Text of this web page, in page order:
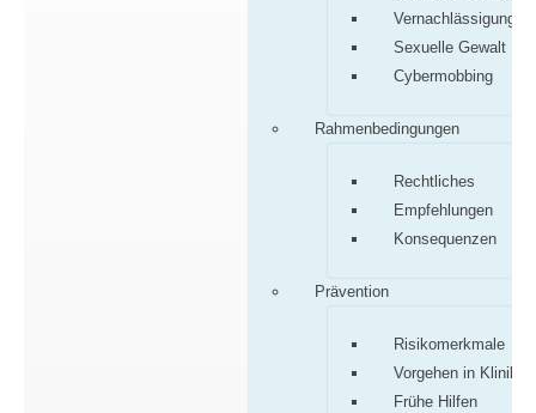
Vernachlässigung
Sexuelle Gewalt
Cybermobbing
Rahmenbedingungen
Rechtliches
Empfehlungen
Konsequenzen
Prävention
Risikomerkmale
Vorgehen in Klinik/
Frühe Hilfen